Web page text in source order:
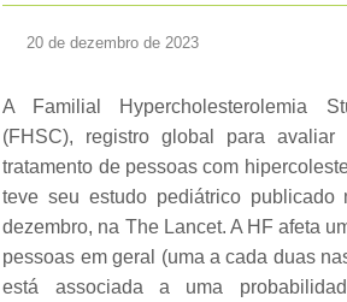
20 de dezembro de 2023
A Familial Hypercholesterolemia
(FHSC), registro global para
tratamento de pessoas com
teve seu estudo pediátrico
dezembro, na The Lancet. A HF afeta
pessoas em geral (uma a cada duas
está associada a uma